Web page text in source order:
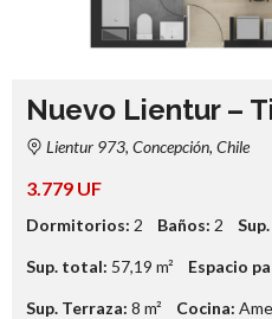
Nuevo Lientur –
Lientur 973, Concepción, Chile
3.779 UF
Dormitorios: 2 Baños: 2
Sup. total: 57,19 m² Espacio
Sup. Terraza: 8 m² Cocina: